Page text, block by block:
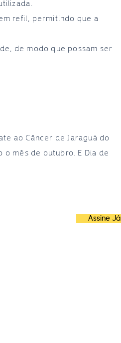
refil, permitindo que a
de modo que possam ser
ao Câncer de Jaraguá do
mês de outubro. E Dia de
Assine Já